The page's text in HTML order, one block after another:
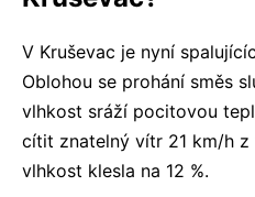
V Kruševac je nyní
Oblohou se prohání směs
vlhkost sráží pocitovou
cítit znatelný vítr 21 km/h z
vlhkost klesla na 12 %.